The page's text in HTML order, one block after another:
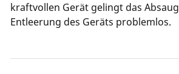
kraftvollen Gerät gelingt das
Entleerung des Geräts problemlos.